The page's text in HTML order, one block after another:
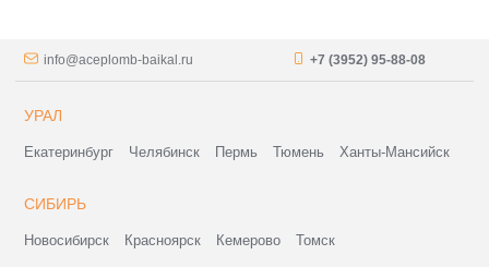
info@aceplomb-baikal.ru +7 (3952) 95-88-08
УРАЛ
Екатеринбург Челябинск Пермь Тюмень Ханты-Мансийск
СИБИРЬ
Новосибирск Красноярск Кемерово Томск